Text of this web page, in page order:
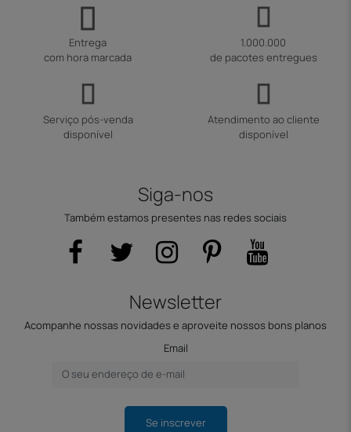
Entrega
com hora marcada
1.000.000
de pacotes entregues
Serviço pós-venda
disponível
Atendimento ao cliente
disponível
Siga-nos
Também estamos presentes nas redes sociais
Newsletter
Acompanhe nossas novidades e aproveite nossos bons planos
Email
Se inscrever